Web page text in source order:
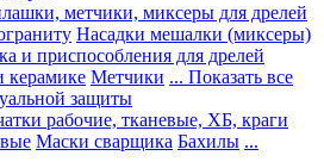
метчики, миксеры для дрелей
Насадки мешалки (миксеры)
и приспособления для дрелей
керамике Метчики ... Показать все
защиты
рабочие, тканевые, ХБ, краги
Маски сварщика Бахилы ...